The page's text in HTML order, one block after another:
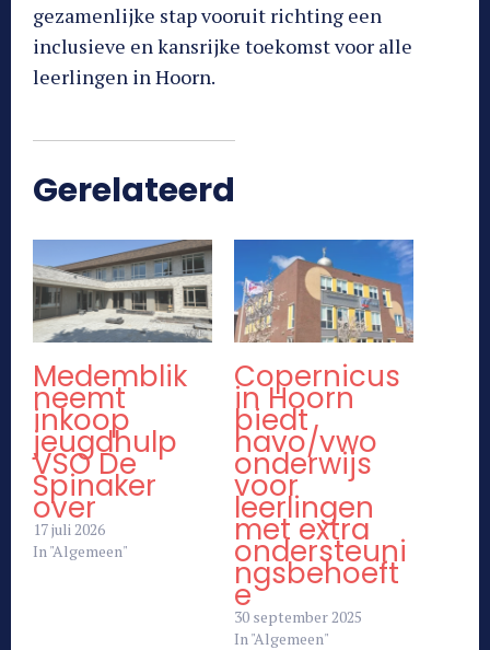
gezamenlijke stap vooruit richting een
inclusieve en kansrijke toekomst voor alle
leerlingen in Hoorn.
Gerelateerd
Medemblik
neemt
inkoop
jeugdhulp
VSO De
Spinaker
over
17 juli 2026
In "Algemeen"
Copernicus
in Hoorn
biedt
havo/vwo
onderwijs
voor
leerlingen
met extra
ondersteuni
ngsbehoeft
e
30 september 2025
In "Algemeen"